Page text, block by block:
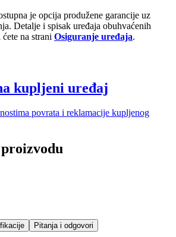
je opcija produžene garancije uz
Detalje i spisak uređaja obuhvaćenih
na strani Osiguranje uređaja.
kupljeni uređaj
povrata i reklamacije kupljenog
Pitanja i odgovori